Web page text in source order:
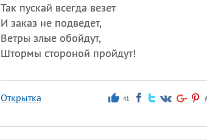
Так пускай всегда везет
И заказ не подведет,
Ветры злые обойдут,
Штормы стороной пройдут!
Открытка 41